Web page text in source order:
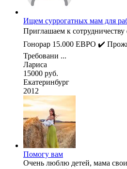
Ищем суррогатных мам для
Приглашаем к
Гонорар 15.000 ЕВРО ✔️
Требовани ...
Лариса
15000 руб.
Екатеринбург
2012
Помогу вам
Очень люблю детей, мама